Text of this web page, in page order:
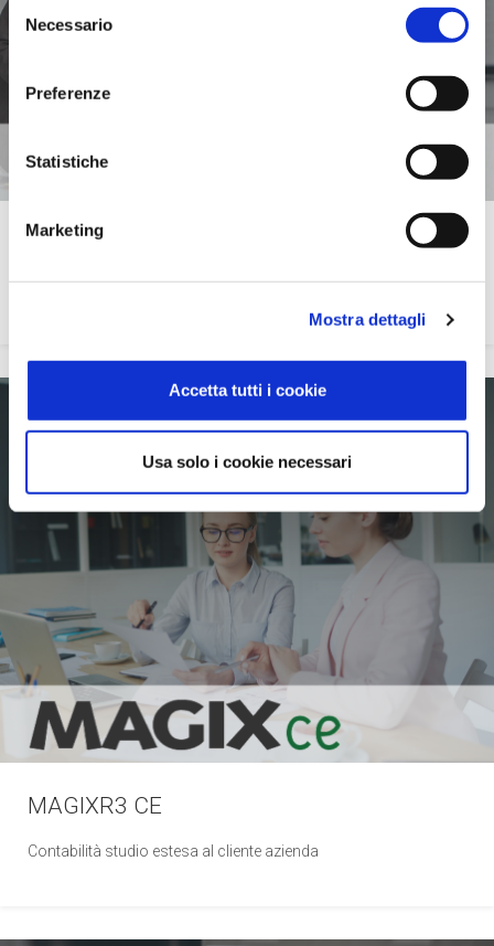
delNecessario
Preferenze
Statistiche
Marketing
Mostra dettagli
Accetta tutti i cookie
Usa solo i cookie necessari
Gestionale 1
MAGIXR3 CE
Contabilità studio estesa al cliente azienda